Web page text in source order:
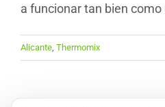
a funcionar tan bien como
Alicante Thermomix